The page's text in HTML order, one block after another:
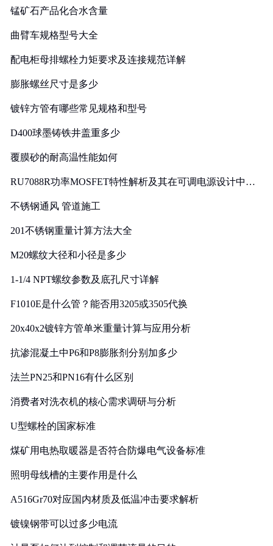
锰矿石产品化合水含量
曲臂车规格型号大全
配电柜母排螺栓力矩要求及连接规范详解
膨胀螺丝尺寸是多少
镀锌方管有哪些常见规格和型号
D400球墨铸铁井盖重多少
覆膜砂的耐高温性能如何
RU7088R功率MOSFET特性解析及其在可调电源设计中的
不锈钢通风 管道施工
201不锈钢重量计算方法大全
M20螺纹大径和小径是多少
1-1/4 NPT螺纹参数及底孔尺寸详解
F1010E是什么管？能否用3205或3505代换
20x40x2镀锌方管单米重量计算与应用分析
抗渗混凝土中P6和P8膨胀剂分别加多少
法兰PN25和PN16有什么区别
消费者对洗衣机的核心需求调研与分析
U型螺栓的国家标准
煤矿用电热取暖器是否符合防爆电气设备标准
照明母线槽的主要作用是什么
A516Gr70对应国内材质及低温冲击要求解析
镀镍钢带可以过多少电流